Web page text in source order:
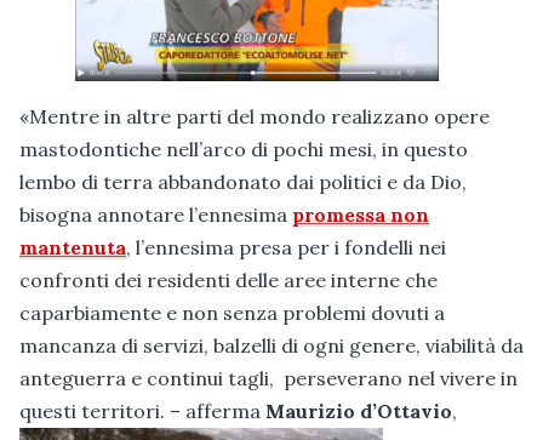
«Mentre in altre parti del mondo realizzano opere
mastodontiche nell’arco di pochi mesi, in questo
lembo di terra abbandonato dai politici e da Dio,
bisogna annotare l’ennesima promessa non
mantenuta, l’ennesima presa per i fondelli nei
confronti dei residenti delle aree interne che
caparbiamente e non senza problemi dovuti a
mancanza di servizi, balzelli di ogni genere, viabilità da
anteguerra e continui tagli, perseverano nel vivere in
questi territori. – afferma Maurizio d’Ottavio,